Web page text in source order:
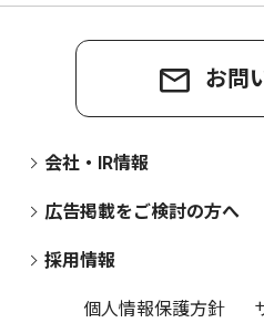
お問
会社・IR情報
広告掲載をご検討の方へ
採用情報
個人情報保護方針